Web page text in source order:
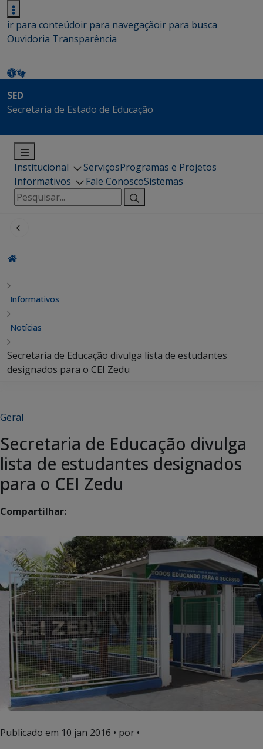
ir para conteúdoir para navegaçãoir para busca
Ouvidoria Transparência
SED
Secretaria de Estado de Educação
Institucional ServiçosProgramas e Projetos
Informativos
Fale ConoscoSistemas
Pesquisar
por:
Informativos
Notícias
Secretaria de Educação divulga lista de estudantes
designados para o CEI Zedu
Geral
Secretaria de Educação divulga
lista de estudantes designados
para o CEI Zedu
Compartilhar:
Publicado em 10 jan 2016 • por •